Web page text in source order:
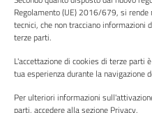
Regolamento (UE) 2016/679, si
tecnici, che non tracciano informazioni
terze parti.
L'accettazione di cookies di terze parti
tua esperienza durante la navigazione
Per ulteriori informazioni
parti, accedere alla sezione Privacy.
Note legali
Dichiarazione di accessibilità
SEGUICI SU